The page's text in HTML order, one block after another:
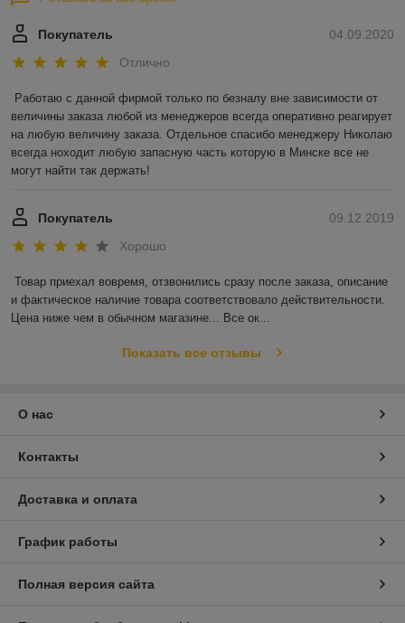
04.09.2020
Покупатель
Отлично
Работаю с данной фирмой только по безналу вне зависимости от
величины заказа любой из менеджеров всегда оперативно реагирует
на любую величину заказа. Отдельное спасибо менеджеру Николаю
всегда ноходит любую запасную часть которую в Минске все не
могут найти так держать!
09.12.2019
Покупатель
Хорошо
Товар приехал вовремя, отзвонились сразу после заказа, описание
и фактическое наличие товара соответствовало действительности.
Цена ниже чем в обычном магазине... Все ок...
Показать все отзывы
О нас
Контакты
Доставка и оплата
График работы
Полная версия сайта